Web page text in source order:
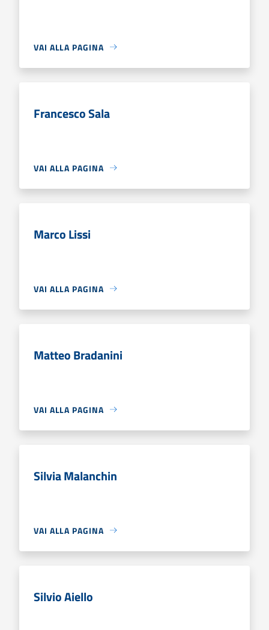
VAI ALLA PAGINA
Francesco Sala
VAI ALLA PAGINA
Marco Lissi
VAI ALLA PAGINA
Matteo Bradanini
VAI ALLA PAGINA
Silvia Malanchin
VAI ALLA PAGINA
Silvio Aiello